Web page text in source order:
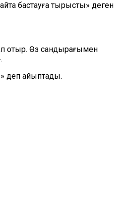
бастауға тырысты» деген
отыр. Өз сандырағымен
деп айыптады.